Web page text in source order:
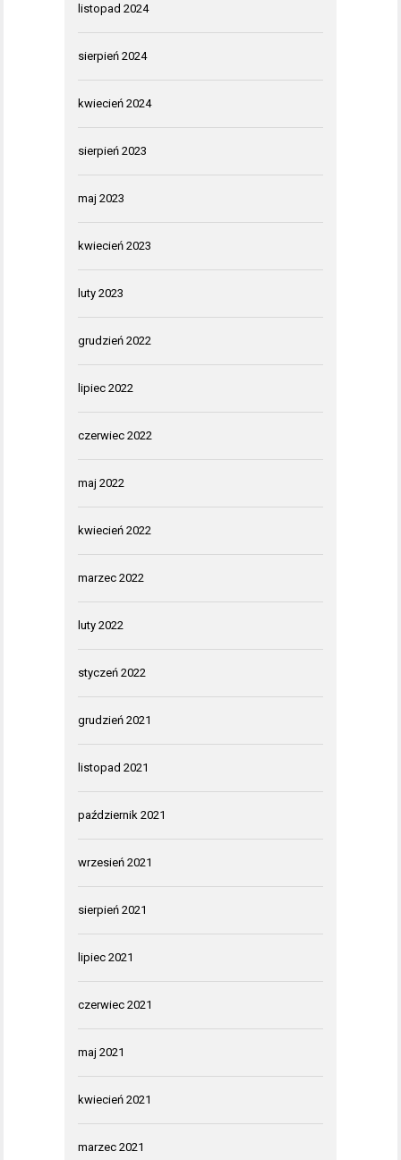
listopad 2024
sierpień 2024
kwiecień 2024
sierpień 2023
maj 2023
kwiecień 2023
luty 2023
grudzień 2022
lipiec 2022
czerwiec 2022
maj 2022
kwiecień 2022
marzec 2022
luty 2022
styczeń 2022
grudzień 2021
listopad 2021
październik 2021
wrzesień 2021
sierpień 2021
lipiec 2021
czerwiec 2021
maj 2021
kwiecień 2021
marzec 2021